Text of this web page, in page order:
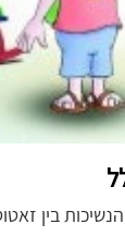
בין